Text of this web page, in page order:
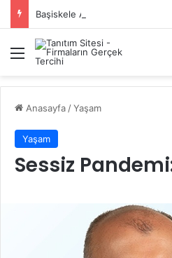
Başiskele Acil Çilingir Hizmeti
Menü
Anasayfa /Yaşam
Yaşam
Sessiz